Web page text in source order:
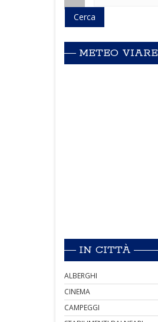
METEO
IN CITTÀ
ALBERGHI
CINEMA
CAMPEGGI